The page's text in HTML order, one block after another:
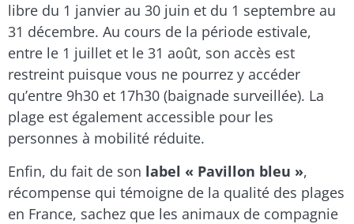
libre du 1 janvier au 30 juin et du 1 septembre au
31 décembre. Au cours de la période estivale,
entre le 1 juillet et le 31 août, son accès est
restreint puisque vous ne pourrez y accéder
qu’entre 9h30 et 17h30 (baignade surveillée). La
plage est également accessible pour les
personnes à mobilité réduite.
Enfin, du fait de son label « Pavillon bleu »,
récompense qui témoigne de la qualité des plages
en France, sachez que les animaux de compagnie